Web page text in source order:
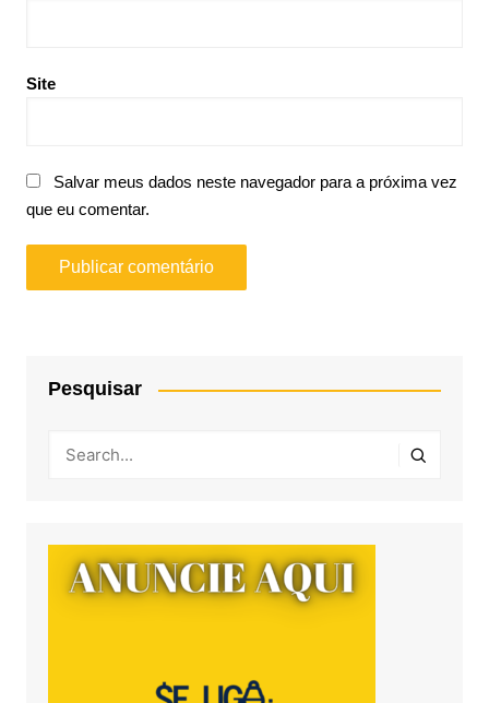
Site
Salvar meus dados neste navegador para a próxima vez
que eu comentar.
Pesquisar